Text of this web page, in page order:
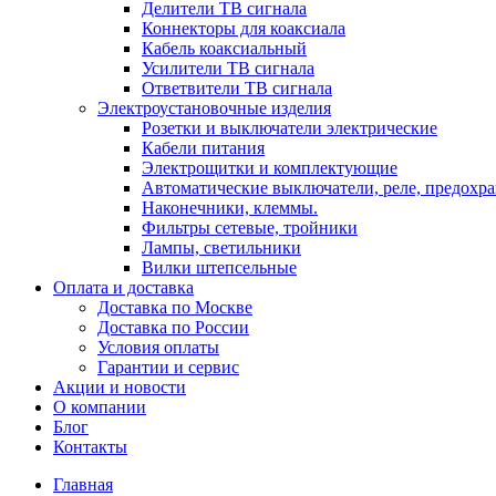
Делители ТВ сигнала
Коннекторы для коаксиала
Кабель коаксиальный
Усилители ТВ сигнала
Ответвители ТВ сигнала
Электроустановочные изделия
Розетки и выключатели электрические
Кабели питания
Электрощитки и комплектующие
Автоматические выключатели, реле,
Наконечники, клеммы.
Фильтры сетевые, тройники
Лампы, светильники
Вилки штепсельные
Оплата и доставка
Доставка по Москве
Доставка по России
Условия оплаты
Гарантии и сервис
Акции и новости
О компании
Блог
Контакты
Главная